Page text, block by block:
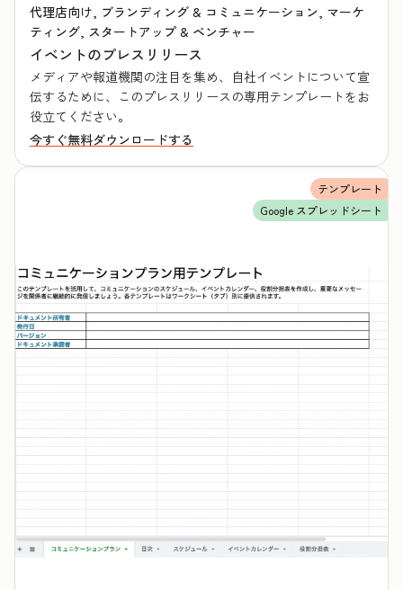
代理店向け, ブランディング & コミュニケーション, マーケ
ティング, スタートアップ & ベンチャー
イベントのプレスリリース
メディアや報道機関の注目を集め、自社イベントについて宣
伝するために、このプレスリリースの専用テンプレートをお
役立てください。
今すぐ無料ダウンロードする
テンプレート
Google スプレッドシート